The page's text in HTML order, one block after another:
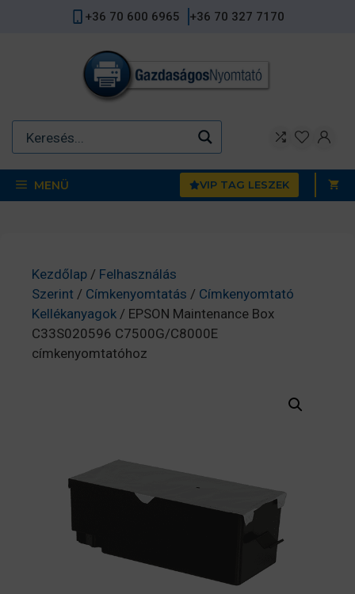
+36 70 600 6965 +36 70 327 7170
MENÜ VIP TAG LESZEK
Kezdőlap / Felhasználás
Szerint / Címkenyomtatás / Címkenyomtató
Kellékanyagok / EPSON Maintenance Box
C33S020596 C7500G/C8000E
címkenyomtatóhoz